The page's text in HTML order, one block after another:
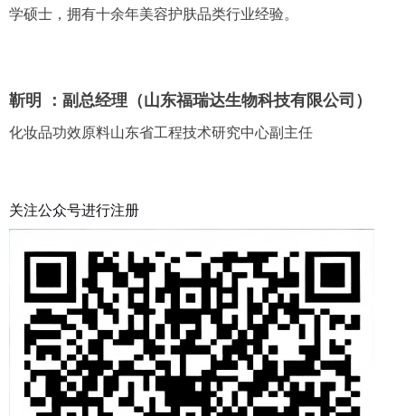
学硕士，拥有十余年美容护肤品类行业经验。
靳明 ： 副总经理（山东福瑞达生物科技有限公司）
化妆品功效原料山东省工程技术研究中心副主任
关注公众号进行注册